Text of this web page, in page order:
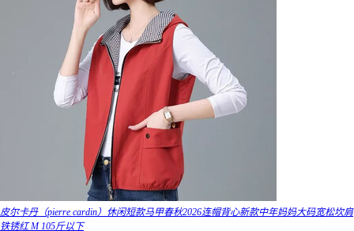
皮尔卡丹（pierre cardin）休闲短款马甲春秋2026连帽背心新款中年妈妈大码宽松坎肩
铁锈红 M 105斤以下